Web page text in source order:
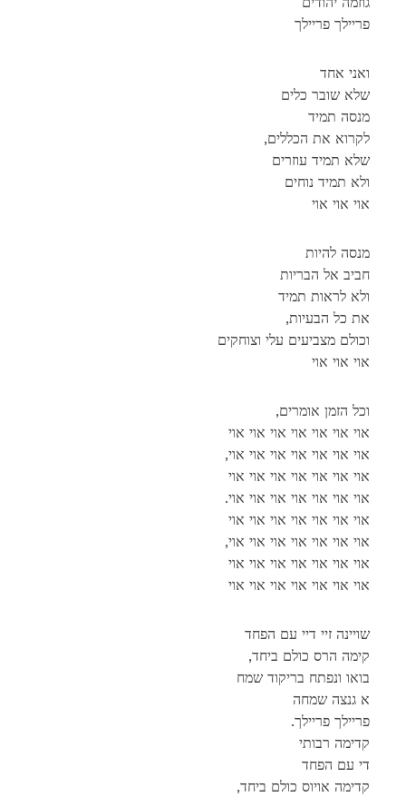
פריילך פריילך
ואני אחד
שלא שובר כלים
מנסה תמיד
,לקרוא את הכללים
שלא תמיד עוזרים
ולא תמיד נוחים
אוי אוי אוי
מנסה להיות
חביב אל הבריות
ולא לראות תמיד
,את כל הבעיות
וכולם מצביעים עלי וצוחקים
אוי אוי אוי
,וכל הזמן אומרים
אוי אוי אוי אוי אוי אוי אוי
,אוי אוי אוי אוי אוי אוי אוי
אוי אוי אוי אוי אוי אוי אוי
.אוי אוי אוי אוי אוי אוי אוי
אוי אוי אוי אוי אוי אוי אוי
,אוי אוי אוי אוי אוי אוי אוי
אוי אוי אוי אוי אוי אוי אוי
אוי אוי אוי אוי אוי אוי אוי
שויינה זיי דיי עם הפחד
,קימה הרס כולם ביחד
בואו ונפתח בריקוד שמח
א גנצה שמחה
.פריילך פריילך
קדימה רבותי
די עם הפחד
,קדימה אויוס כולם ביחד